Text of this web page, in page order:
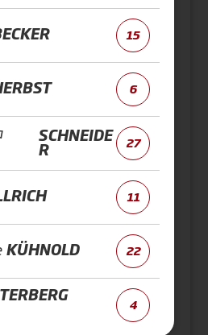
15
6
SCHNEIDE
R 27
11
KÜHNOLD 22
4